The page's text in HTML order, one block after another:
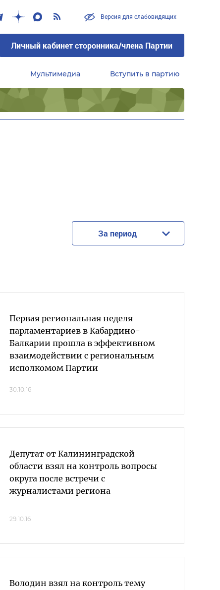
Версия для слабовидящих
Личный кабинет сторонника/члена Партии
Мультимедиа Вступить в партию
За период
Первая региональная неделя
парламентариев в Кабардино-
Балкарии прошла в эффективном
взаимодействии с региональным
исполкомом Партии
30.10.16
Депутат от Калининградской
области взял на контроль вопросы
округа после встречи с
журналистами региона
29.10.16
Володин взял на контроль тему